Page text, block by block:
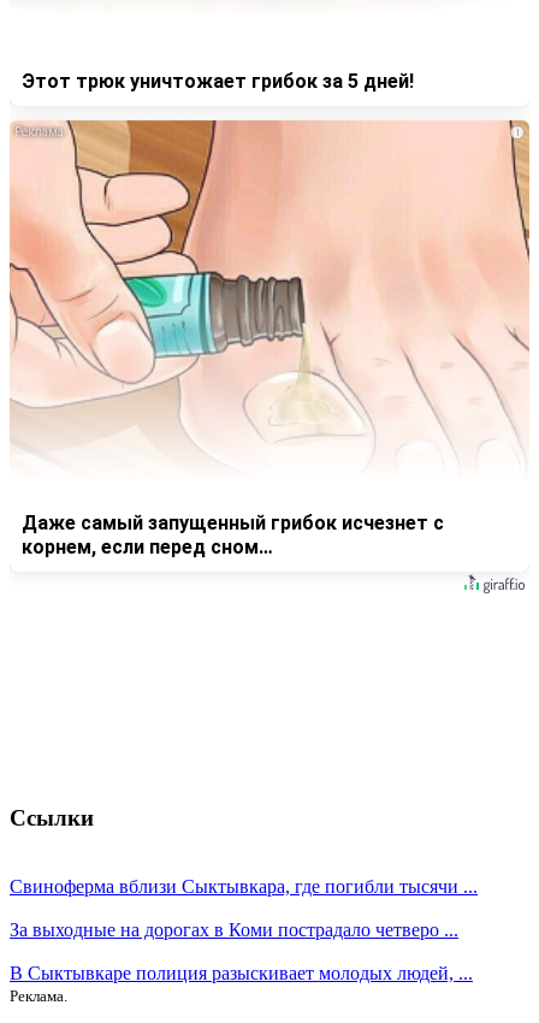
Этот трюк уничтожает грибок за 5 дней!
i
Даже самый запущенный грибок исчезнет с
корнем, если перед сном…
Ссылки
Свиноферма вблизи Сыктывкара, где погибли тысячи ...
За выходные на дорогах в Коми пострадало четверо ...
В Сыктывкаре полиция разыскивает молодых людей, ...
Реклама.